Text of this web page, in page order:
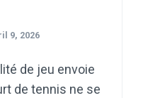
9, 2026
de jeu envoie
de tennis ne se